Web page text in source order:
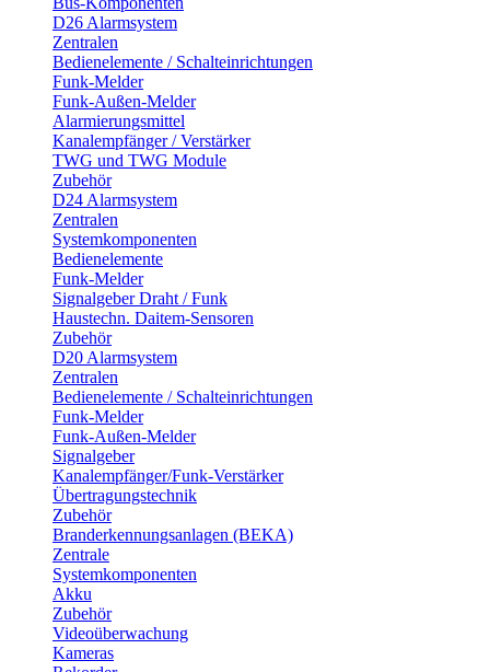
D26 Alarmsystem
Zentralen
Bedienelemente / Schalteinrichtungen
Funk-Melder
Funk-Außen-Melder
Alarmierungsmittel
Kanalempfänger / Verstärker
TWG und TWG Module
Zubehör
D24 Alarmsystem
Zentralen
Systemkomponenten
Bedienelemente
Funk-Melder
Signalgeber Draht / Funk
Haustechn. Daitem-Sensoren
Zubehör
D20 Alarmsystem
Zentralen
Bedienelemente / Schalteinrichtungen
Funk-Melder
Funk-Außen-Melder
Signalgeber
Kanalempfänger/Funk-Verstärker
Übertragungstechnik
Zubehör
Branderkennungsanlagen (BEKA)
Zentrale
Systemkomponenten
Akku
Zubehör
Videoüberwachung
Kameras